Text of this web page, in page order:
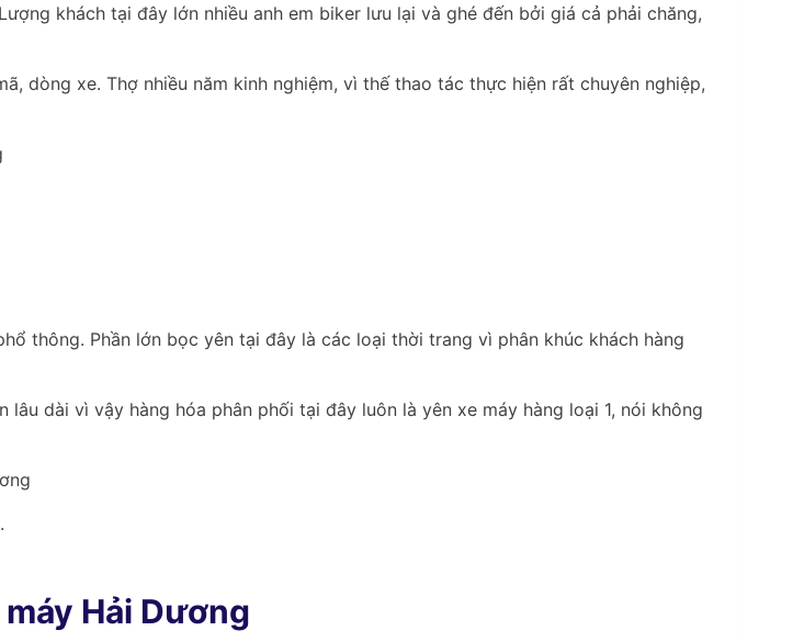
khách tại đây lớn nhiều anh em biker lưu lại và ghé đến bởi giá cả phải chăng,
dòng xe. Thợ nhiều năm kinh nghiệm, vì thế thao tác thực hiện rất chuyên nghiệp,
thông. Phần lớn bọc yên tại đây là các loại thời trang vì phân khúc khách hàng
dài vì vậy hàng hóa phân phối tại đây luôn là yên xe máy hàng loại 1, nói không
Hải Dương